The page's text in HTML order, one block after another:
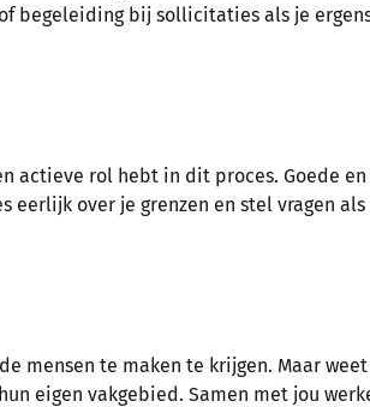
begeleiding bij sollicitaties als je
actieve rol hebt in dit proces. Goede
eerlijk over je grenzen en stel vragen
mensen te maken te krijgen. Maar
eigen vakgebied. Samen met jou